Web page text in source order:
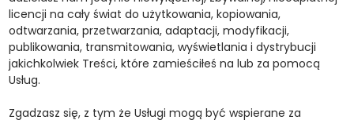
licencji na cały świat do użytkowania, kopiowania,
odtwarzania, przetwarzania, adaptacji, modyfikacji,
publikowania, transmitowania, wyświetlania i dystrybucji
jakichkolwiek Treści, które zamieściłeś na lub za pomocą
Usług.
Zgadzasz się, z tym że Usługi mogą być wspierane za